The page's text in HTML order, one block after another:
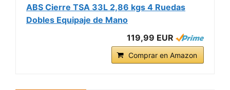
ABS Cierre TSA 33L 2,86 kgs 4 Ruedas
Dobles Equipaje de Mano
119,99 EUR
Comprar en Amazon